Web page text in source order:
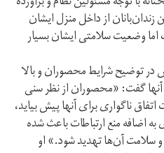
از داخل منزل ایشان
وضعیت سلامتی ایشان بسیار
توضیح شرایط محصوران و بالا
گفت: «محصوران از نظر سنی
ناگواری برای آنها پیش بیاید،
به اضافه منع ارتباطات باعث شده
سلامت آن‌ها تهدید شود.» او